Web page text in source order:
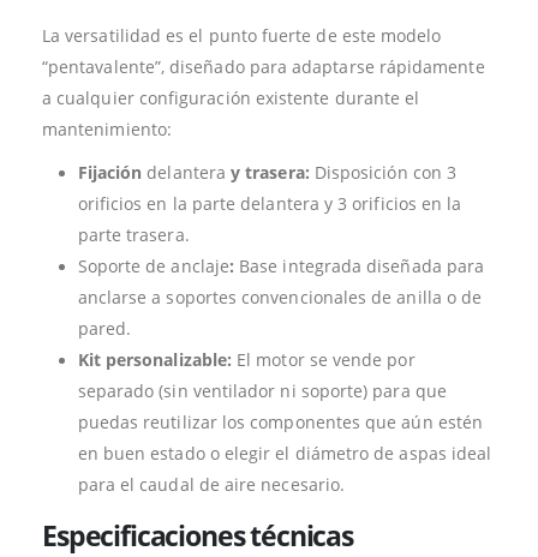
La versatilidad es el punto fuerte de este modelo
“pentavalente”, diseñado para adaptarse rápidamente
a cualquier configuración existente durante el
mantenimiento:
Fijación delanteray trasera: Disposición con 3
orificios en la parte delantera y 3 orificios en la
parte trasera.
Soporte de anclaje: Base integrada diseñada para
anclarse a soportes convencionales de anilla o de
pared.
Kit personalizable: El motor se vende por
separado (sin ventilador ni soporte) para que
puedas reutilizar los componentes que aún estén
en buen estado o elegir el diámetro de aspas ideal
para el caudal de aire necesario.
Especificaciones técnicas